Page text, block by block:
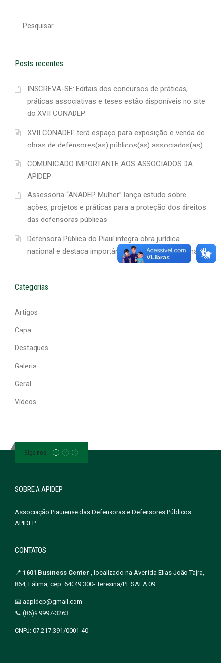
por:
Posts recentes
INSCREVA-SE: Editais dos concursos de práticas,
práticas associativas e teses estão disponíveis no site
do XVII CONADEP
XVII CONADEP terá espaço para exposição e venda de
obras de defensores(as) públicos(as) associados(as)
COMUNICADO IMPORTANTE AOS ASSOCIADOS DA
APIDEP
Assessoria “ANADEP Mulher” lança estudo sobre
ações, projetos e práticas para a proteção dos direitos
das defensoras públicas
Defensora Pública do Piauí integra obra jurídica
nacional e destaca importância da produção regional
Categorias
Artigos
Capa
Destaques
Galeria
Geral
Vídeos
Siga-nos
SOBRE A APIDEP
Associação Piauiense das Defensoras e Defensores Públicos –
APIDEP
CONTATOS
📍 1601 Business Center , localizado na Avenida Elias João Tajra,
864, Fátima, cep: 64049 300- Teresina/PI. SALA 09
📧 aapidep@gmail.com
📞 (86)9 9997-3263
CNPJ: 07.217.391/0001-40